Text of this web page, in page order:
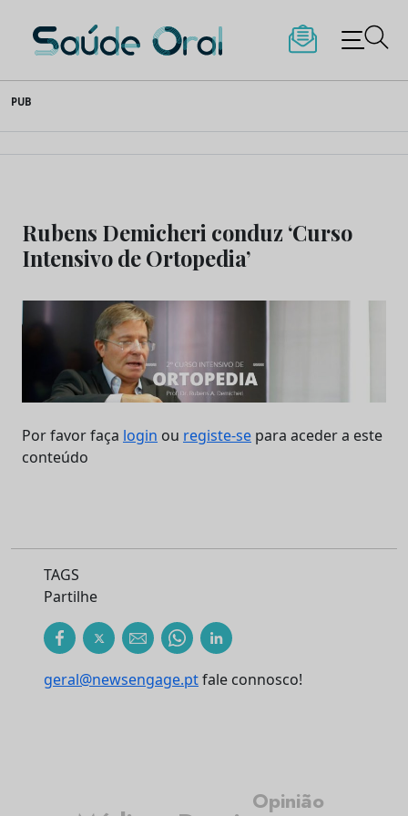
to
content
Saúde Oral
PUB
Rubens Demicheri conduz ‘Curso
Intensivo de Ortopedia’
Por favor faça login ou registe-se para aceder a este
conteúdo
TAGS
Partilhe
geral@newsengage.ptfale connosco!
Opinião